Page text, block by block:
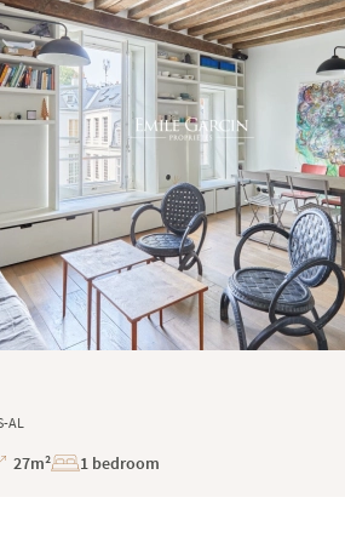
AL
27m² 1 bedroom
:
9 du 2 janvier 1970 – Décret n°
GARCIN PROVENCE, titulaire
par la C.C.I. du Pays d’Arles.
au Syndicat National des
financière auprès de Q.B.E Europe
de négociation : 6 % TTC (5 % +
de l'acquéreur (sauf conventions
compétent en cas de litige est :